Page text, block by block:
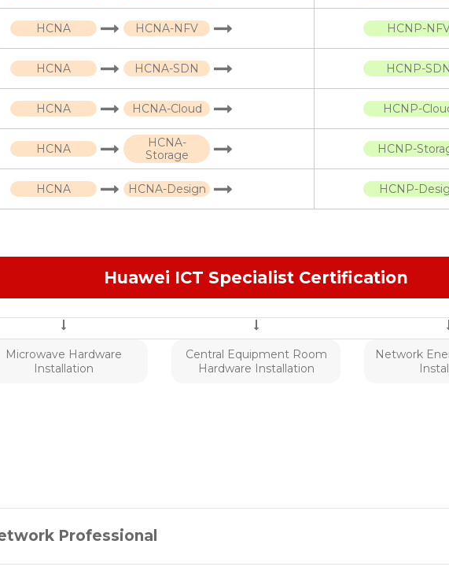
HCNA HCNA-NFV HCNP-
HCNA HCNA-SDN HCNP-SDN
HCNA HCNA-Cloud HCNP-
HCNA
HCNA-
Storage
HCNP-
HCNA HCNA-Design HCNP-
Huawei ICT Specialist Certification
Microwave Hardware
Installation
Central Equipment Room
Hardware Installation
Network
Professional